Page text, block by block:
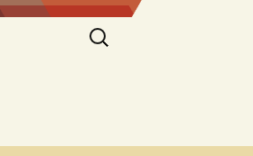
Rechercher :